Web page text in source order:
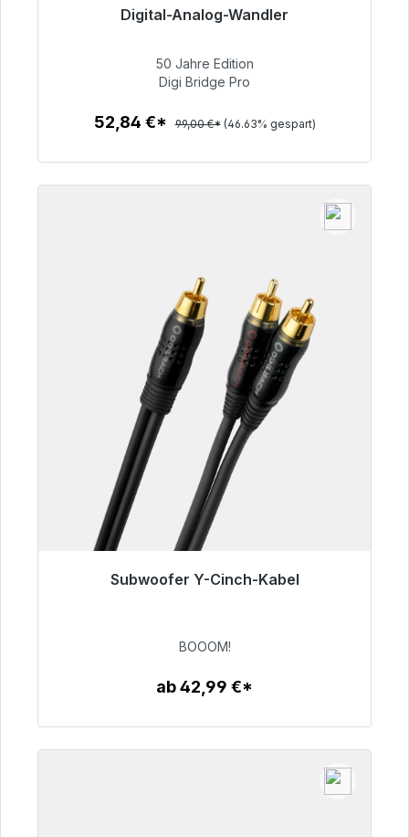
Digital-Analog-Wandler
52,84 €
50 Jahre Edition
Digi Bridge Pro
52,84 €* 99,00 €* (46.63% gespart)
Subwoofer Y-Cinch-Kabel
53,49 €
BOOOM!
ab 42,99 €*